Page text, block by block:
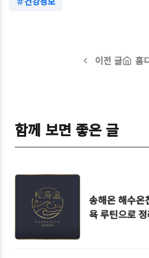
이전 글 홈
함께 보면 좋은 글
송해온 해수온
욕 루틴으로